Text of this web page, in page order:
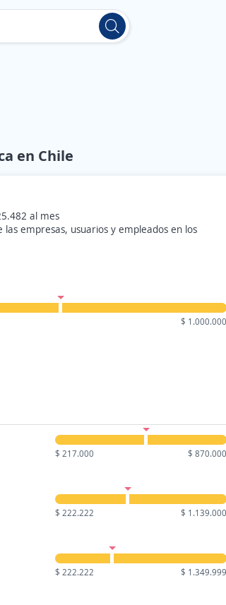
en Chile
al mes
empresas, usuarios y empleados en los
$ 1.000.000
$ 217.000 $ 870.000
$ 222.222 $ 1.139.000
$ 222.222 $ 1.349.999